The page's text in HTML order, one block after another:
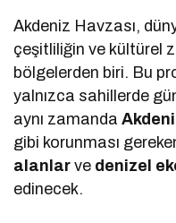
Akdeniz Havzası,
çeşitliliğin ve kültürel
bölgelerden biri. Bu
yalnızca sahillerde
aynı zamanda
gibi korunması
alanlar ve denizel
edinecek.